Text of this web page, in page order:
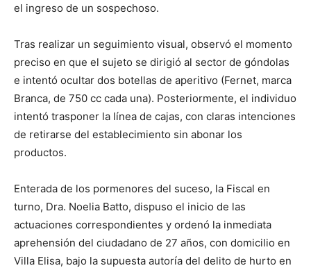
el ingreso de un sospechoso.
Tras realizar un seguimiento visual, observó el momento
preciso en que el sujeto se dirigió al sector de góndolas
e intentó ocultar dos botellas de aperitivo (Fernet, marca
Branca, de 750 cc cada una). Posteriormente, el individuo
intentó trasponer la línea de cajas, con claras intenciones
de retirarse del establecimiento sin abonar los
productos.
Enterada de los pormenores del suceso, la Fiscal en
turno, Dra. Noelia Batto, dispuso el inicio de las
actuaciones correspondientes y ordenó la inmediata
aprehensión del ciudadano de 27 años, con domicilio en
Villa Elisa, bajo la supuesta autoría del delito de hurto en